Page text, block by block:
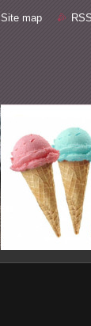
Site map RSS